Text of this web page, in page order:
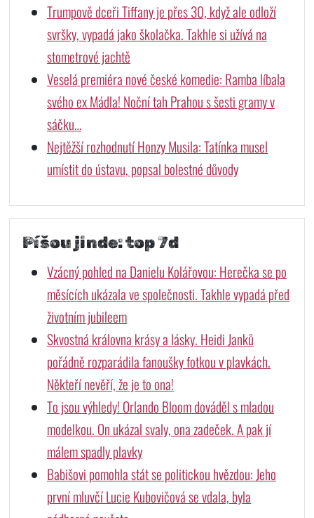
Trumpově dceři Tiffany je přes 30, když ale odloží
svršky, vypadá jako školačka. Takhle si užívá na
stometrové jachtě
Veselá premiéra nové české komedie: Ramba líbala
svého ex Mádla! Noční tah Prahou s šesti gramy v
sáčku…
Nejtěžší rozhodnutí Honzy Musila: Tatínka musel
umístit do ústavu, popsal bolestné důvody
Píšou jinde: top 7d
Vzácný pohled na Danielu Kolářovou: Herečka se po
měsících ukázala ve společnosti. Takhle vypadá před
životním jubileem
Skvostná královna krásy a lásky. Heidi Janků
pořádně rozparádila fanoušky fotkou v plavkách.
Někteří nevěří, že je to ona!
To jsou výhledy! Orlando Bloom dováděl s mladou
modelkou. On ukázal svaly, ona zadeček. A pak jí
málem spadly plavky
Babišovi pomohla stát se politickou hvězdou: Jeho
první mluvčí Lucie Kubovičová se vdala, byla